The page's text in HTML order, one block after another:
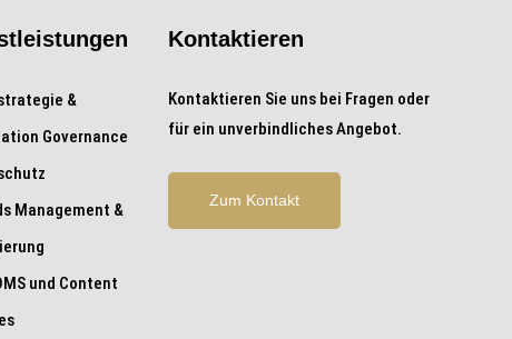
&
Governance
Management &
und Content
Kontaktieren
Kontaktieren Sie uns bei Fragen oder
für ein unverbindliches Angebot.
Zum Kontakt